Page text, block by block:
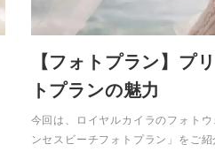
【フォトプラン】プ
トプランの魅力
今回は、ロイヤルカイラのフォト
ンセスビーチフォトプラン」をご